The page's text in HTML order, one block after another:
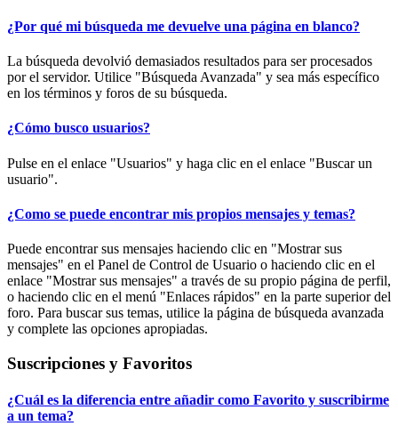
¿Por qué mi búsqueda me devuelve una página en blanco?
La búsqueda devolvió demasiados resultados para ser procesados
por el servidor. Utilice "Búsqueda Avanzada" y sea más específico
en los términos y foros de su búsqueda.
¿Cómo busco usuarios?
Pulse en el enlace "Usuarios" y haga clic en el enlace "Buscar un
usuario".
¿Como se puede encontrar mis propios mensajes y temas?
Puede encontrar sus mensajes haciendo clic en "Mostrar sus
mensajes" en el Panel de Control de Usuario o haciendo clic en el
enlace "Mostrar sus mensajes" a través de su propio página de perfil,
o haciendo clic en el menú "Enlaces rápidos" en la parte superior del
foro. Para buscar sus temas, utilice la página de búsqueda avanzada
y complete las opciones apropiadas.
Suscripciones y Favoritos
¿Cuál es la diferencia entre añadir como Favorito y suscribirme
a un tema?